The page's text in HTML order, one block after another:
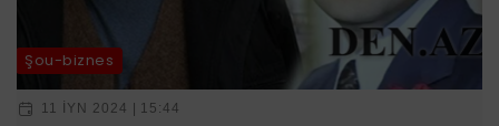
Şou-biznes
11 IYN 2024 | 15:44